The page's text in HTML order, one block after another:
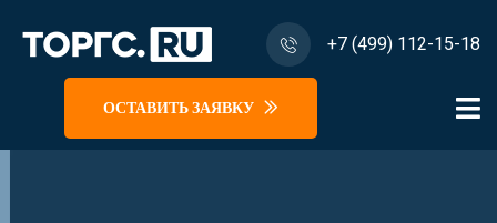
+7 (499) 112-15-18
ОСТАВИТЬ ЗАЯВКУ